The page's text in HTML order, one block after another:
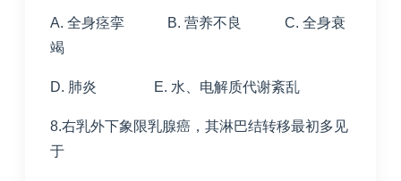
A. 全身痉挛 B. 营养不良 C. 全身衰
竭
D. 肺炎 E. 水、电解质代谢紊乱
8.右乳外下象限乳腺癌，其淋巴结转移最初多见
于